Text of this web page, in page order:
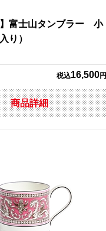
】富士山タンブラー 小
り）
税込16,500円
商品詳細